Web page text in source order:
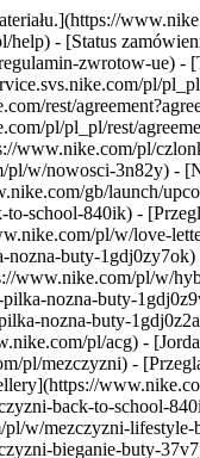
help) - [Status
zwrotow-ue) -
pl/
rest/
pl/pl_pl/rest/
www.nike.com/pl/
w/nowosci-3n82y) -
gb/launch/
to-school-840ik) -
pl/w/love-
buty-
www.nike.com/pl/w/
nozna-buty-
nozna-buty-
pl/acg) -
pl/mezczyzni) -
back-to-school-
w/mezczyzni-
bieganie-buty-